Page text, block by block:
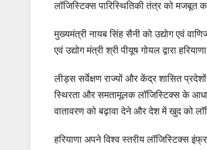
लॉजिस्टिक्स पारिस्थितिकी तंत्र को मजबूत
मुख्यमंत्री नायब सिंह सैनी को उद्योग एवं
एवं उद्योग मंत्री श्री पीयूष गोयल द्वारा
लीड्स सर्वेक्षण राज्यों और केंद्र शासित
स्थिरता और समतामूलक लॉजिस्टिक्स के आधार
वातावरण को बढ़ावा देने और देश में खुद को
हरियाणा अपने विश्व स्तरीय लॉजिस्टिक्स